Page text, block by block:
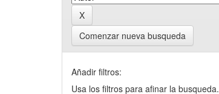
Comenzar nueva busqueda
Añadir filtros:
Usa los filtros para afinar la busqueda.